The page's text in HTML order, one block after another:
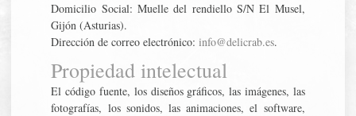
Domicilio Social: Muelle del rendiello S/N El Musel,
Gijón (Asturias).
Dirección de correo electrónico:info@delicrab.es.
Propiedad intelectual
El código fuente, los diseños gráficos, las imágenes, las
fotografías, los sonidos, las animaciones, el software,